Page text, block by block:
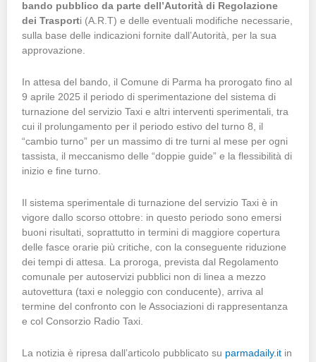
bando pubblico da parte dell’Autorità di Regolazione
dei Trasporti (A.R.T) e delle eventuali modifiche necessarie,
sulla base delle indicazioni fornite dall’Autorità, per la sua
approvazione.
In attesa del bando, il Comune di Parma ha prorogato fino al
9 aprile 2025 il periodo di sperimentazione del sistema di
turnazione del servizio Taxi e altri interventi sperimentali, tra
cui il prolungamento per il periodo estivo del turno 8, il
“cambio turno” per un massimo di tre turni al mese per ogni
tassista, il meccanismo delle “doppie guide” e la flessibilità di
inizio e fine turno.
Il sistema sperimentale di turnazione del servizio Taxi è in
vigore dallo scorso ottobre: in questo periodo sono emersi
buoni risultati, soprattutto in termini di maggiore copertura
delle fasce orarie più critiche, con la conseguente riduzione
dei tempi di attesa. La proroga, prevista dal Regolamento
comunale per autoservizi pubblici non di linea a mezzo
autovettura (taxi e noleggio con conducente), arriva al
termine del confronto con le Associazioni di rappresentanza
e col Consorzio Radio Taxi.
La notizia è ripresa dall’articolo pubblicato su parmadaily.it in